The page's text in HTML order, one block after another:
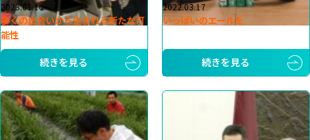
2023.01.16
多くの出会いから生まれる新たな可
能性
続きを見る
2022.03.17
いっぱいのエールを
続きを見る